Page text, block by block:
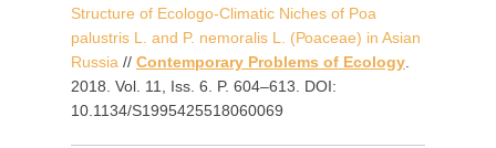
Structure of Ecologo-Climatic Niches of Poa
palustris L. and P. nemoralis L. (Роасеае) in Asian
Russia // Contemporary Problems of Ecology.
2018. Vol. 11, Iss. 6. P. 604–613. DOI:
10.1134/S1995425518060069